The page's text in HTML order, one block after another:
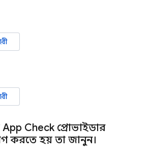
App Check প্রোভাইডার
করতে হয় তা জানুন।